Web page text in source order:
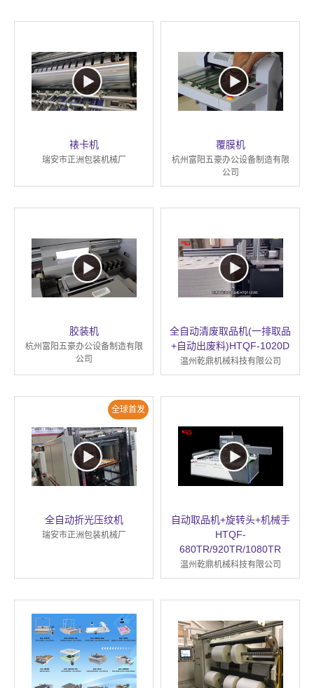
裱卡机
瑞安市正洲包装机械厂
覆膜机
杭州富阳五豪办公设备制造有限
公司
胶装机
杭州富阳五豪办公设备制造有限
公司
全自动清废取品机(一排取品
+自动出废料)HTQF-1020D
温州乾鼎机械科技有限公司
全球首发
全自动折光压纹机
瑞安市正洲包装机械厂
自动取品机+旋转头+机械手
HTQF-
680TR/920TR/1080TR
温州乾鼎机械科技有限公司